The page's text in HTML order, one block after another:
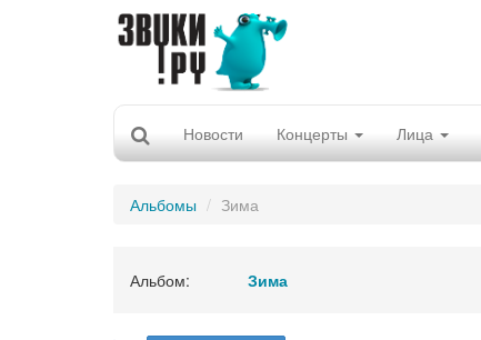
Новости Концерты Лица
Альбомы Зима
Альбом: Зима